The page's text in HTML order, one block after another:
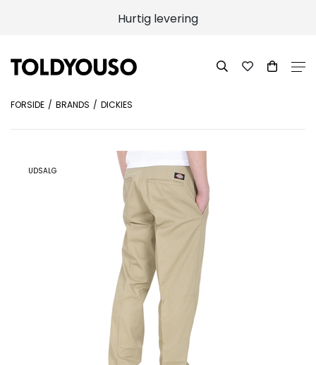
Hurtig levering
FORSIDE BRANDS DICKIES
UDSALG